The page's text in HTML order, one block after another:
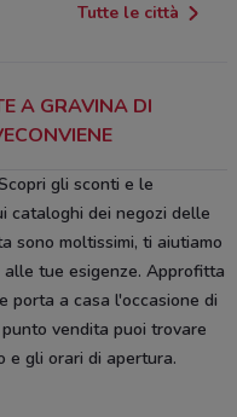
Tutte le città
A GRAVINA DI
gli sconti e le
cataloghi dei negozi delle
sono moltissimi, ti aiutiamo
tue esigenze. Approfitta
porta a casa l'occasione di
vendita puoi trovare
e gli orari di apertura.